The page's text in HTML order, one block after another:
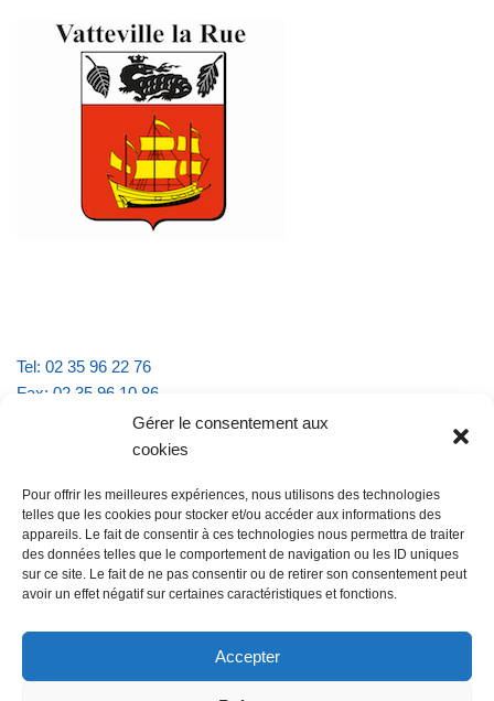
Gérer le consentement aux
cookies
Pour offrir les meilleures expériences, nous utilisons des technologies
telles que les cookies pour stocker et/ou accéder aux informations des
appareils. Le fait de consentir à ces technologies nous permettra de traiter
des données telles que le comportement de navigation ou les ID uniques
sur ce site. Le fait de ne pas consentir ou de retirer son consentement peut
avoir un effet négatif sur certaines caractéristiques et fonctions.
Accepter
Tel: 02 35 96 22 76
Fax: 02 35 96 10 86
Email : mairie.vattevillelarue@wanadoo.fr
lundi et jeudi de 9h à 11h30
mardi et vendredi de 16h à 18h30